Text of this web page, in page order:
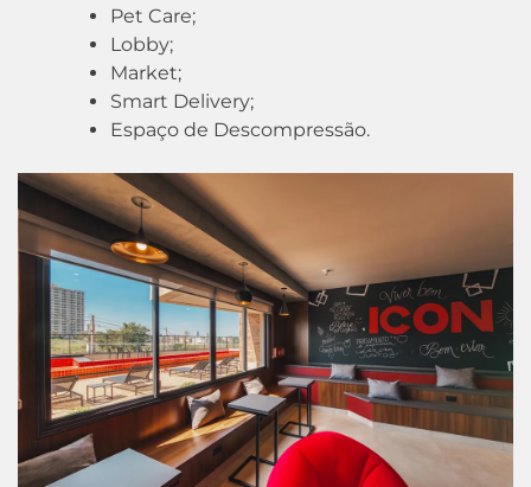
Pet Care;
Lobby;
Market;
Smart Delivery;
Espaço de Descompressão.